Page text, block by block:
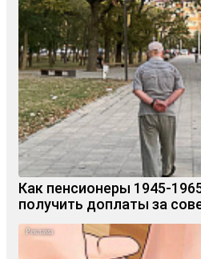
Как пенсионеры 1945-
получить доплаты за